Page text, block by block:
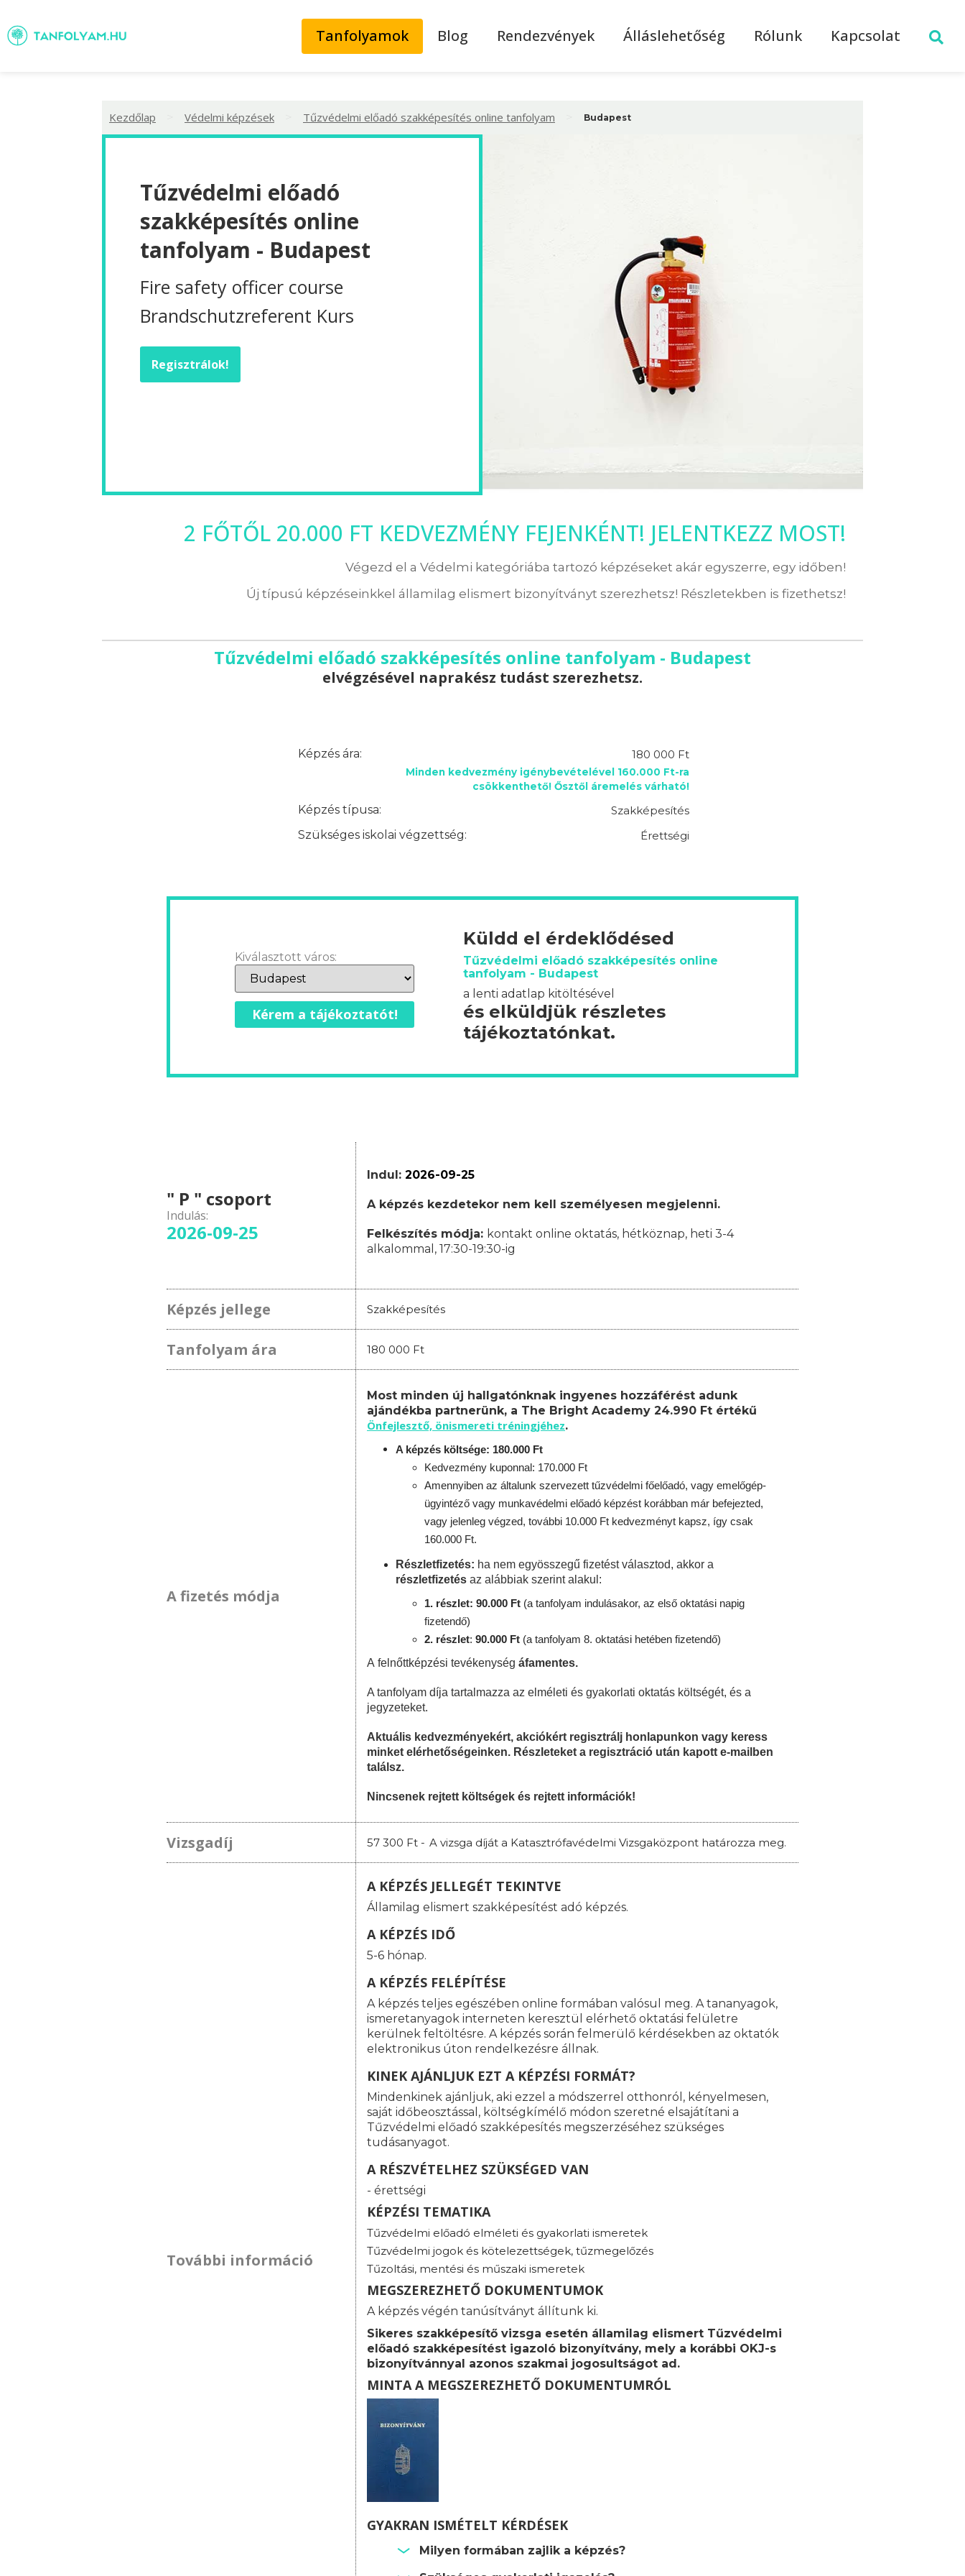
Tanfolyamok Blog Rendezvények Álláslehetőség Rólunk Kapcsolat
Kezdőlap Védelmi képzések Tűzvédelmi előadó szakképesítés online tanfolyam Budapest
Tűzvédelmi előadó
szakképesítés online
tanfolyam - Budapest
Fire safety officer course
Brandschutzreferent Kurs
Regisztrálok!
2 FŐTŐL 20.000 FT KEDVEZMÉNY FEJENKÉNT! JELENTKEZZ MOST!
Végezd el a Védelmi kategóriába tartozó képzéseket akár egyszerre, egy időben!
Új típusú képzéseinkkel államilag elismert bizonyítványt szerezhetsz! Részletekben is fizethetsz!
Tűzvédelmi előadó szakképesítés online tanfolyam - Budapest
elvégzésével naprakész tudást szerezhetsz.
Képzés ára: 180 000 Ft
Minden kedvezmény igénybevételével 160.000 Ft-ra
csökkenthető! Ősztől áremelés várható!
Képzés típusa:
Szakképesítés
Szükséges iskolai végzettség:
Érettségi
Kiválasztott város:
Kérem a tájékoztatót!
Küldd el érdeklődésed
Tűzvédelmi előadó szakképesítés online
tanfolyam - Budapest
a lenti adatlap kitöltésével
és elküldjük részletes
tájékoztatónkat.
" P " csoport
Indulás:
2026-09-25
Indul: 2026-09-25
A képzés kezdetekor nem kell személyesen megjelenni.
Felkészítés módja: kontakt online oktatás, hétköznap, heti 3-4
alkalommal, 17:30-19:30-ig
Képzés jellege Szakképesítés
Tanfolyam ára 180 000 Ft
A fizetés módja
Most minden új hallgatónknak ingyenes hozzáférést adunk
ajándékba partnerünk, a The Bright Academy 24.990 Ft értékű
Önfejlesztő, önismereti tréningjéhez.
A képzés költsége: 180.000 Ft
Kedvezmény kuponnal: 170.000 Ft
Amennyiben az általunk szervezett tűzvédelmi főelőadó, vagy emelőgép-
ügyintéző vagy munkavédelmi előadó képzést korábban már befejezted,
vagy jelenleg végzed, további 10.000 Ft kedvezményt kapsz, így csak
160.000 Ft.
Részletfizetés: ha nem egyösszegű fizetést választod, akkor a
részletfizetés az alábbiak szerint alakul:
1. részlet: 90.000 Ft (a tanfolyam indulásakor, az első oktatási napig
fizetendő)
2. részlet: 90.000 Ft (a tanfolyam 8. oktatási hetében fizetendő)
A felnőttképzési tevékenység áfamentes.
A tanfolyam díja tartalmazza az elméleti és gyakorlati oktatás költségét, és a
jegyzeteket.
Aktuális kedvezményekért, akciókért regisztrálj honlapunkon vagy keress
minket elérhetőségeinken. Részleteket a regisztráció után kapott e-mailben
találsz.
Nincsenek rejtett költségek és rejtett információk!
Vizsgadíj 57 300 Ft - A vizsga díját a Katasztrófavédelmi Vizsgaközpont határozza meg.
További információ
A KÉPZÉS JELLEGÉT TEKINTVE
Államilag elismert szakképesítést adó képzés.
A KÉPZÉS IDŐ
5-6 hónap.
A KÉPZÉS FELÉPÍTÉSE
A képzés teljes egészében online formában valósul meg. A tananyagok,
ismeretanyagok interneten keresztül elérhető oktatási felületre
kerülnek feltöltésre. A képzés során felmerülő kérdésekben az oktatók
elektronikus úton rendelkezésre állnak.
KINEK AJÁNLJUK EZT A KÉPZÉSI FORMÁT?
Mindenkinek ajánljuk, aki ezzel a módszerrel otthonról, kényelmesen,
saját időbeosztással, költségkímélő módon szeretné elsajátítani a
Tűzvédelmi előadó szakképesítés megszerzéséhez szükséges
tudásanyagot.
A RÉSZVÉTELHEZ SZÜKSÉGED VAN
- érettségi
KÉPZÉSI TEMATIKA
Tűzvédelmi előadó elméleti és gyakorlati ismeretek
Tűzvédelmi jogok és kötelezettségek, tűzmegelőzés
Tűzoltási, mentési és műszaki ismeretek
MEGSZEREZHETŐ DOKUMENTUMOK
A képzés végén tanúsítványt állítunk ki.
Sikeres szakképesítő vizsga esetén államilag elismert Tűzvédelmi
előadó szakképesítést igazoló bizonyítvány, mely a korábbi OKJ-s
bizonyítvánnyal azonos szakmai jogosultságot ad.
MINTA A MEGSZEREZHETŐ DOKUMENTUMRÓL
GYAKRAN ISMÉTELT KÉRDÉSEK
Milyen formában zajlik a képzés?